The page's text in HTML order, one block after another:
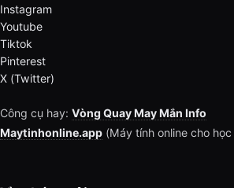
Instagram
Youtube
Tiktok
Pinterest
X (Twitter)
Công cụ hay: Vòng Quay May Mắn Info
Maytinhonline.app (Máy tính online cho học